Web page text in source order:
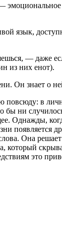
язык,
— даже
из них енот).
Он знает о
повсюду: в
бы ни
Однажды,
появляется
Она решает
который
это